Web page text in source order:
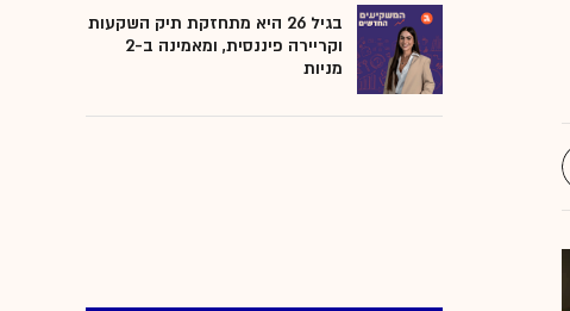
בגיל 26 היא מתחזקת תיק השקעות
וקריירה פיננסית, ומאמינה ב-2
מניות